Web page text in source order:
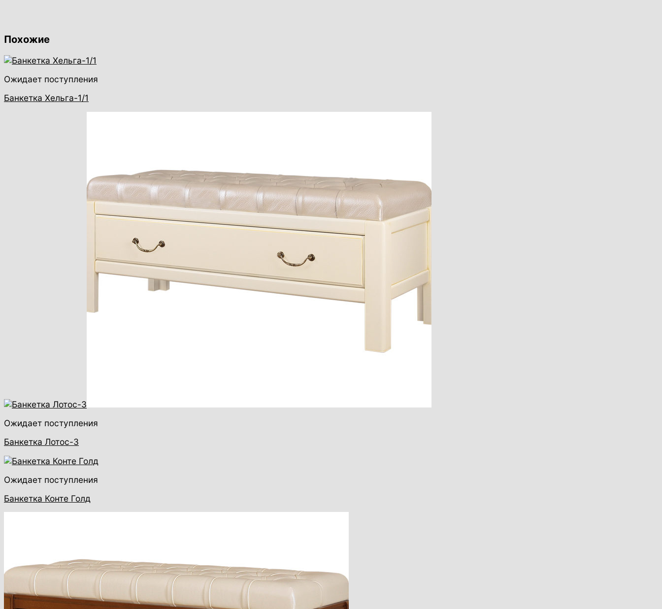
Похожие
Ожидает поступления
Банкетка Хельга-1/1
Ожидает поступления
Банкетка Лотос-3
Ожидает поступления
Банкетка Конте Голд